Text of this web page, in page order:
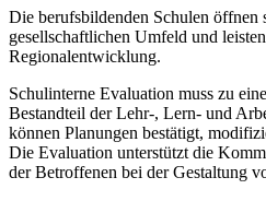
Die berufsbildenden Schulen öffnen
gesellschaftlichen Umfeld und
Regionalentwicklung.
Schulinterne Evaluation muss zu
Bestandteil der Lehr-, Lern- und
können Planungen bestätigt,
Die Evaluation unterstützt die
der Betroffenen bei der Gestaltung